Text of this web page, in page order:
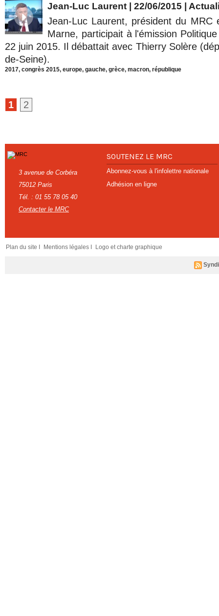
Jean-Luc Laurent | 22/06/2015
Jean-Luc Laurent, président du MRC
Marne, participait à l'émission
22 juin 2015. Il débattait avec Thierry Solère
de-Seine).
2017, congrès 2015, europe, gauche, grèce, macron, république
1 2
3 avenue de Corbéra
75012 Paris
Tél. : 01 55 78 05 40
Contacter le MRC
SOUTENEZ LE MRC
Abonnez-vous à l'infolettre nationale
Adhésion en ligne
Plan du site I Mentions légales I Logo et charte graphique